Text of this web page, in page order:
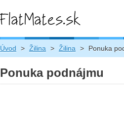
Úvod > Žilina > Žilina > Ponuka
Ponuka podnájmu